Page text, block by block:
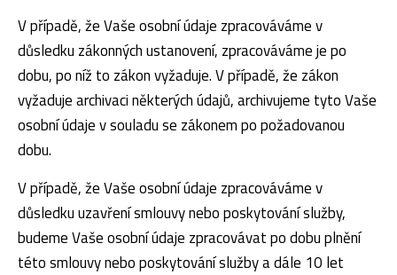
V případě, že Vaše osobní údaje zpracováváme v
důsledku zákonných ustanovení, zpracováváme je po
dobu, po níž to zákon vyžaduje. V případě, že zákon
vyžaduje archivaci některých údajů, archivujeme tyto Vaše
osobní údaje v souladu se zákonem po požadovanou
dobu.
V případě, že Vaše osobní údaje zpracováváme v
důsledku uzavření smlouvy nebo poskytování služby,
budeme Vaše osobní údaje zpracovávat po dobu plnění
této smlouvy nebo poskytování služby a dále 10 let